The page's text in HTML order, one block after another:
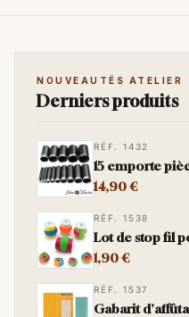
NOUVEAUTÉS ATELIER
Derniers produits
RÉF. 1432
15 emporte
14,90 €
RÉF. 1538
Lot de stop fil
1,90 €
RÉF. 1537
Gabarit